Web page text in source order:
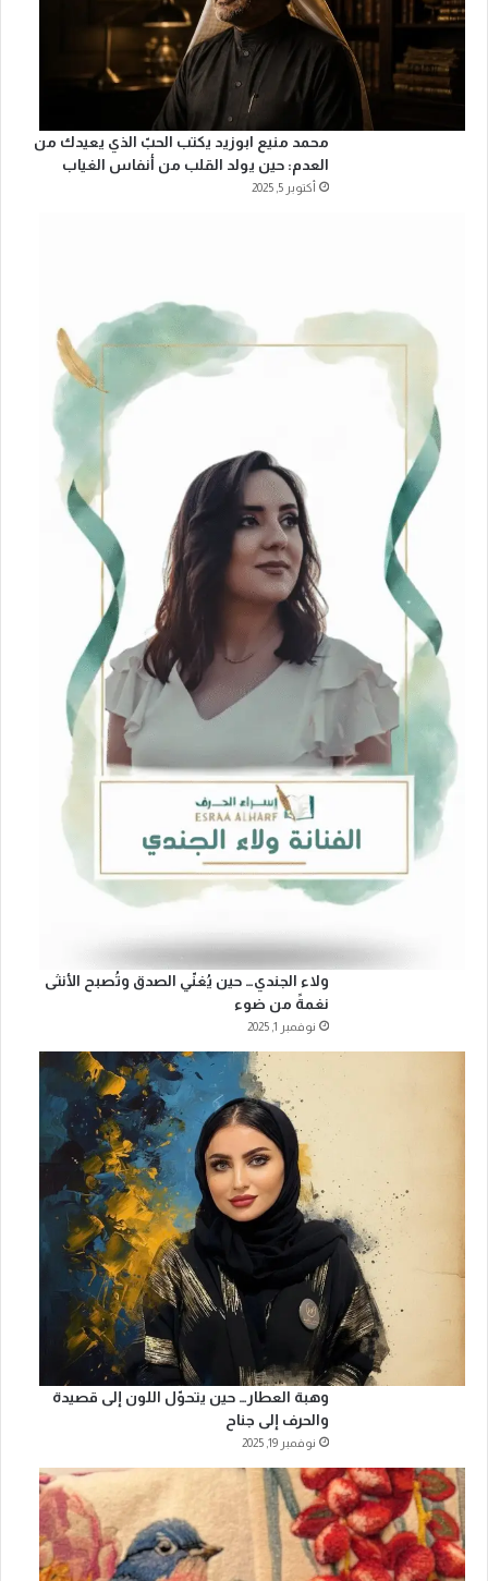
محمد منيع ابوزيد يكتب الحبّ الذي يعيدك من
العدم: حين يولد القلب من أنفاس الغياب
أكتوبر 5, 2025
ولاء الجندي… حين يُغنّي الصدق وتُصبح الأنثى
نغمةً من ضوء
نوفمبر 1, 2025
وهبة العطار… حين يتحوّل اللون إلى قصيدة
والحرف إلى جناح
نوفمبر 19, 2025